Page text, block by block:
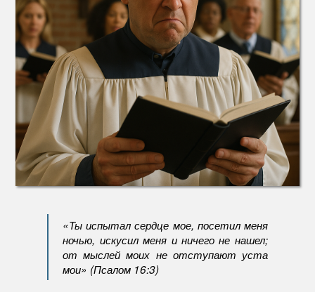
«Ты испытал сердце мое, посетил меня
ночью, искусил меня и ничего не нашел;
от мыслей моих не отступают уста
мои» (Псалом 16:3)